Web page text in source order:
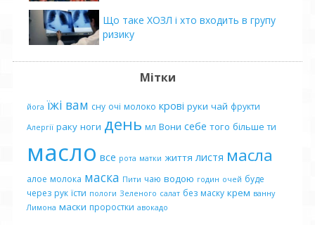
Що таке ХОЗЛ і хто входить в групу
ризику
Мітки
йога їжі вам сну очі молоко крові руки чай фрукти
Алергії раку ноги день мл Вони себе того більше ти
масло все рота матки життя листя масла
алое молока маска Пити чаю водою годин очей буде
через рук їсти пологи Зеленого салат без маску крем ванну
Лимона маски проростки авокадо